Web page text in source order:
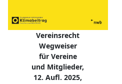
Vereinsrecht
Wegweiser
für Vereine
und Mitglieder,
12. Aufl. 2025,